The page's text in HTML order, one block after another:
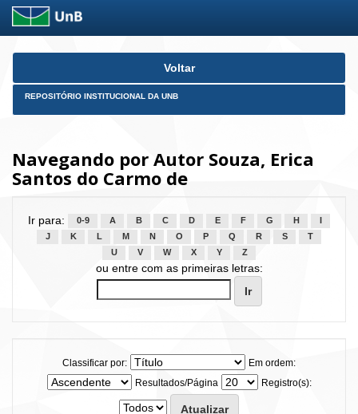
Skip
Voltar
REPOSITÓRIO INSTITUCIONAL DA UNB
Navegando por Autor Souza, Erica
Santos do Carmo de
Ir para: 0-9 A B C D E F G H
J
K L M N O P Q R S
T
U
V W X Y Z
ou entre com as primeiras letras:
Classificar por:
Em ordem:
Resultados/Página
Registro(s):